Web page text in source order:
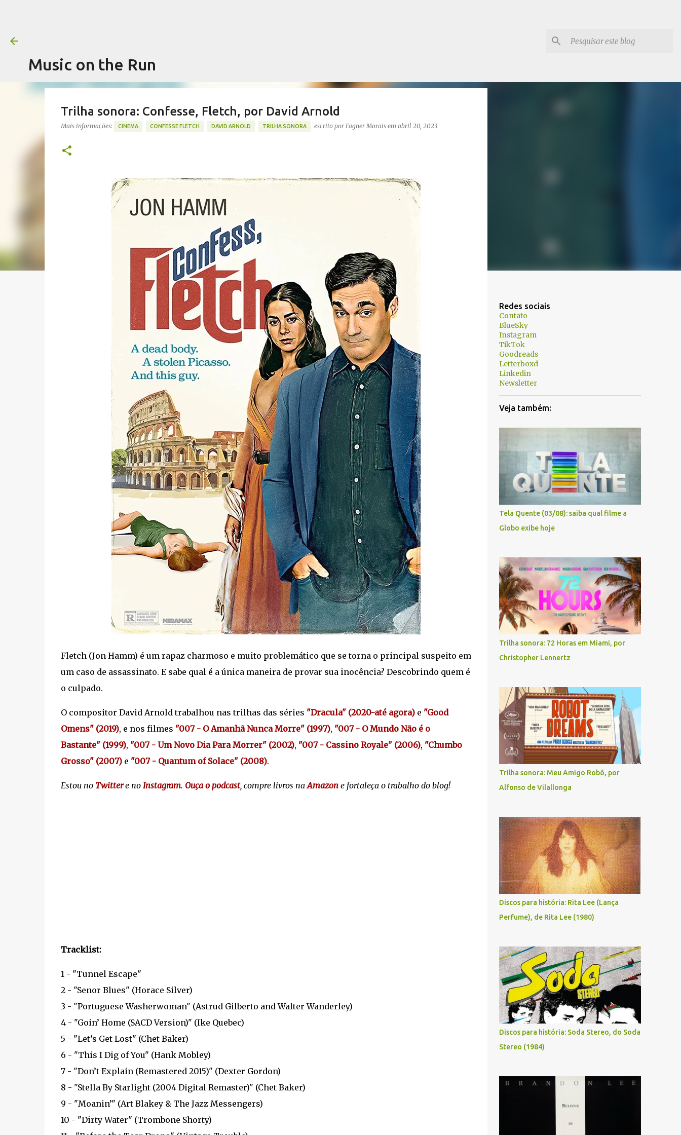
Music on the Run
Trilha sonora: Confesse, Fletch, por David Arnold
Mais informações: CINEMA CONFESSE FLETCH DAVID ARNOLD TRILHA SONORA escrito por Fagner Morais em abril 20, 2023
Fletch (Jon Hamm) é um rapaz charmoso e muito problemático que se torna o principal suspeito em
um caso de assassinato. E sabe qual é a única maneira de provar sua inocência? Descobrindo quem é
o culpado.
O compositor David Arnold trabalhou nas trilhas das séries "Dracula" (2020-até agora)e "Good
Omens" (2019), e nos filmes "007 - O Amanhã Nunca Morre" (1997), "007 - O Mundo Não é o
Bastante" (1999), "007 - Um Novo Dia Para Morrer" (2002), "007 - Cassino Royale" (2006), "Chumbo
Grosso" (2007)e "007 - Quantum of Solace" (2008).
Estou no Twittere no Instagram. Ouça o podcast, compre livros naAmazone fortaleça o trabalho do blog!
Tracklist:
1 - "Tunnel Escape"
2 - "Senor Blues" (Horace Silver)
3 - "Portuguese Washerwoman" (Astrud Gilberto and Walter Wanderley)
4 - "Goin’ Home (SACD Version)" (Ike Quebec)
5 - "Let’s Get Lost" (Chet Baker)
6 - "This I Dig of You" (Hank Mobley)
7 - "Don’t Explain (Remastered 2015)" (Dexter Gordon)
8 - "Stella By Starlight (2004 Digital Remaster)" (Chet Baker)
9 - "Moanin’" (Art Blakey & The Jazz Messengers)
10 - "Dirty Water" (Trombone Shorty)
Redes sociais
Contato
BlueSky
Instagram
TikTok
Goodreads
Letterboxd
Linkedin
Newsletter
Veja também:
Tela Quente (03/08): saiba qual filme a
Globo exibe hoje
Trilha sonora: 72 Horas em Miami, por
Christopher Lennertz
Trilha sonora: Meu Amigo Robô, por
Alfonso de Vilallonga
Discos para história: Rita Lee (Lança
Perfume), de Rita Lee (1980)
Discos para história: Soda Stereo, do Soda
Stereo (1984)